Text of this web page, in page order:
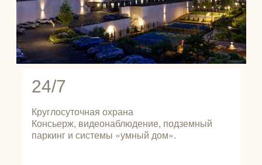
24/7
Круглосуточная охрана
Консьерж, видеонаблюдение, подземный
паркинг и системы «умный дом».